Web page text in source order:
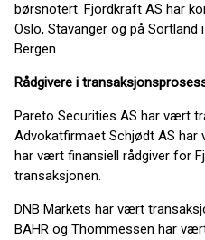
børsnotert. Fjordkraft AS har
Oslo, Stavanger og på
Bergen.
Rådgivere i
Pareto Securities AS har vært
Advokatfirmaet Schjødt AS har
har vært finansiell rådgiver for
transaksjonen.
DNB Markets har vært
BAHR og Thommessen har